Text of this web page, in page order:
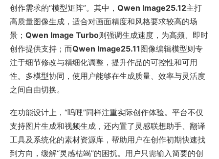
创作需求的“模型矩阵”。其中， Qwen Image25.12主打
高质量图像生成，适合对画面精度和风格要求较高的场
景； Qwen Image Turbo则强调生成速度，为高频、即时
创作提供支持；而Qwen Image25.11图像编辑模型则专
注于细节修改与精细化调整，提升作品的可控性和可用
性。多模型协同，使用户能够在生成质量、效率与灵活度
之间自由切换。
在功能设计上，“呜哩”同样注重实际创作体验。平台不仅
支持图片生成和视频生成，还内置了灵感联想助手、翻译
工具及系统化的素材资源库，帮助用户在创作初期快速找
到方向，缓解“灵感枯竭”的困扰。用户只需输入简要的创